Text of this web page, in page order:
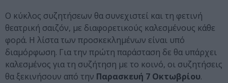
Ο κύκλος συζητήσεων θα συνεχιστεί και τη φετινή
θεατρική σαιζόν, με διαφορετικούς καλεσμένους κάθε
φορά. Η λίστα των προσκεκλημένων είναι υπό
διαμόρφωση. Για την πρώτη παράσταση δε θα υπάρχει
καλεσμένος για τη συζήτηση με το κοινό, οι συζητήσεις
θα ξεκινήσουν από την Παρασκευή 7 Οκτωβρίου.